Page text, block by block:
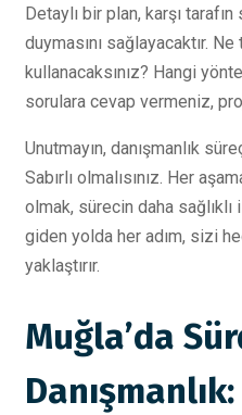
Detaylı bir plan, karşı
duymasını sağlayacaktır. Ne
kullanacaksınız? Hangi
sorulara cevap vermeniz,
Unutmayın, danışmanlık
Sabırlı olmalısınız. Her
olmak, sürecin daha
giden yolda her adım, sizi
yaklaştırır.
Muğla’da